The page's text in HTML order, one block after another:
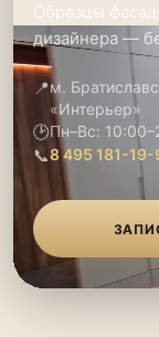
Образцы
дизайнера —
📍м.
«Интерьер»
🕑Пн–Вс:
📞8 495 181-19-